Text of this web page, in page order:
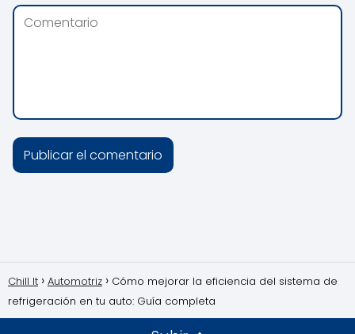
Chill It Automotriz
Cómo mejorar la eficiencia del sistema de
refrigeración en tu auto: Guía completa